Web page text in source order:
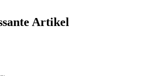
Artikel